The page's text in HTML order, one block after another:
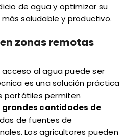
de agua y optimizar su
saludable y productivo.
zonas remotas
al agua puede ser
es una solución práctica
portátiles permiten
cantidades de
de fuentes de
Los agricultores pueden